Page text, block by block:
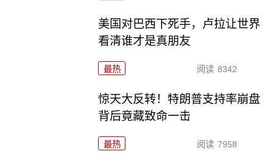
美国对巴西下死手，卢拉让世界
看清谁才是真朋友
最热 阅读 8342
惊天大反转！特朗普支持率崩盘
背后竟藏致命一击
最热 阅读 7958